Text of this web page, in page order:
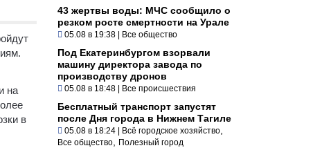
на
в
43 жертвы воды: МЧС сообщило о
резком росте смертности на Урале
05.08 в 19:38 | Все общество
Под Екатеринбургом взорвали
машину директора завода по
производству дронов
05.08 в 18:48 | Все происшествия
Бесплатный транспорт запустят
после Дня города в Нижнем Тагиле
05.08 в 18:24 | Всё городское хозяйство
Все общество Полезный город